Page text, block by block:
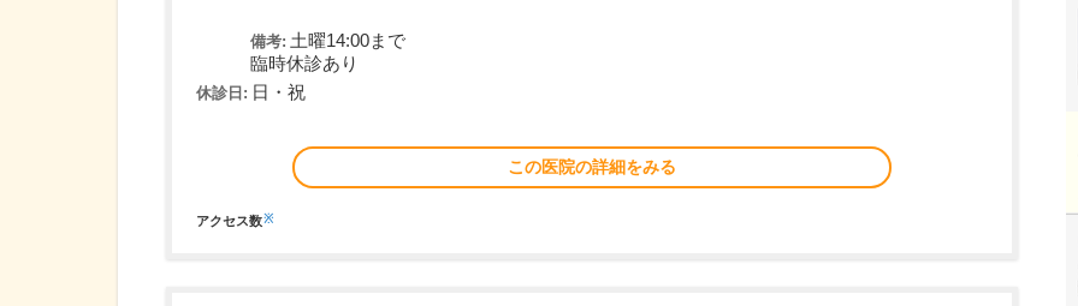
備考: 土曜14:00まで
臨時休診あり
休診日: 日・祝
この医院の詳細をみる
アクセス数※